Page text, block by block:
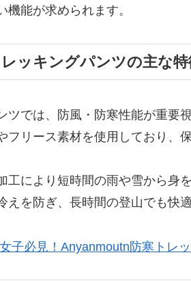
機能が求められます。
ッキングパンツの主な特
ツでは、防風・防寒性能が重要視
フリース素材を使用しており、
工により短時間の雨や雪から身
えを防ぎ、長時間の登山でも快
子必見！Anyanmoutn防寒トレ